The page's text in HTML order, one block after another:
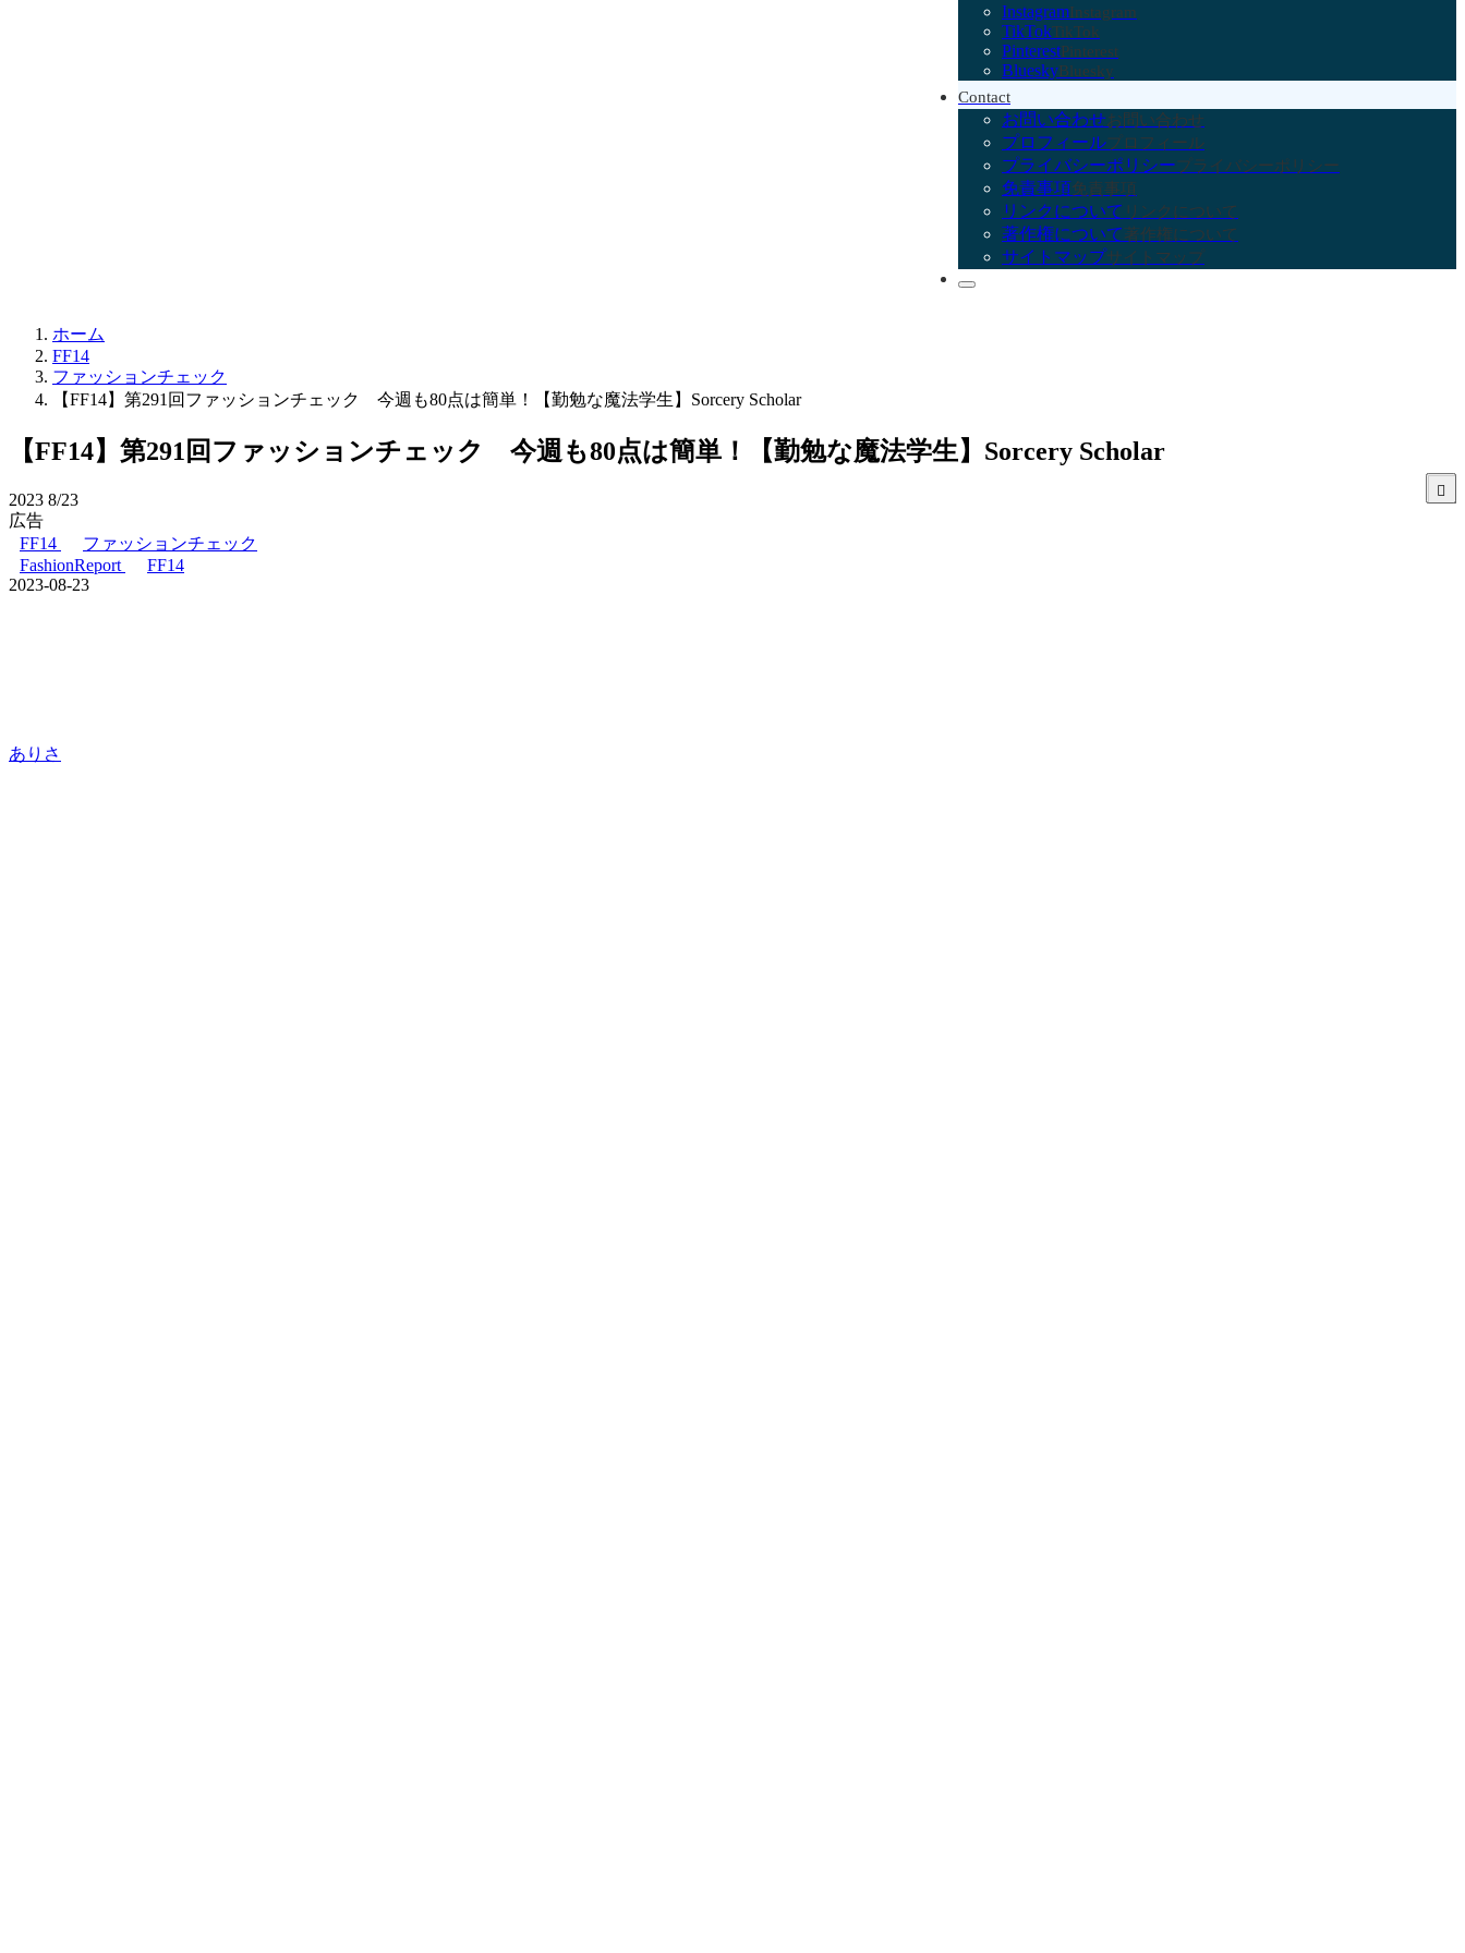
InstagramInstagram
TikTokTikTok
PinterestPinterest
BlueskyBluesky
Contact
お問い合わせお問い合わせ
プロフィールプロフィール
プライバシーポリシープライバシーポリシー
免責事項免責事項
リンクについて リンクについて
著作権について著作権について
サイトマップサイトマップ
ホーム
FF14
ファッションチェック
【FF14】第291回ファッションチェック 今週も80点は簡単！【勤勉な魔法学生】Sorcery Scholar
【FF14】第291回ファッションチェック 今週も80点は簡単！【勤勉な魔法学生】Sorcery Scholar
2023 8/23
広告
FF14
ファッションチェック
FashionReport
FF14
2023-08-23
ありさ